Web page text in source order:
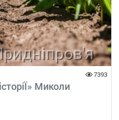
7393
Миколи